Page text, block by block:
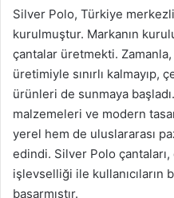
Silver Polo, Türkiye
kurulmuştur. Markanın
çantalar üretmekti.
üretimiyle sınırlı kalmayıp,
ürünleri de sunmaya
malzemeleri ve modern
yerel hem de uluslararası
edindi. Silver Polo çantaları,
işlevselliği ile kullanıcıların
başarmıştır.